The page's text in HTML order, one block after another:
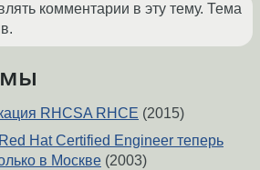
комментарии в эту тему. Тема
RHCSA RHCE (2015)
Hat Certified Engineer теперь
в Москве (2003)